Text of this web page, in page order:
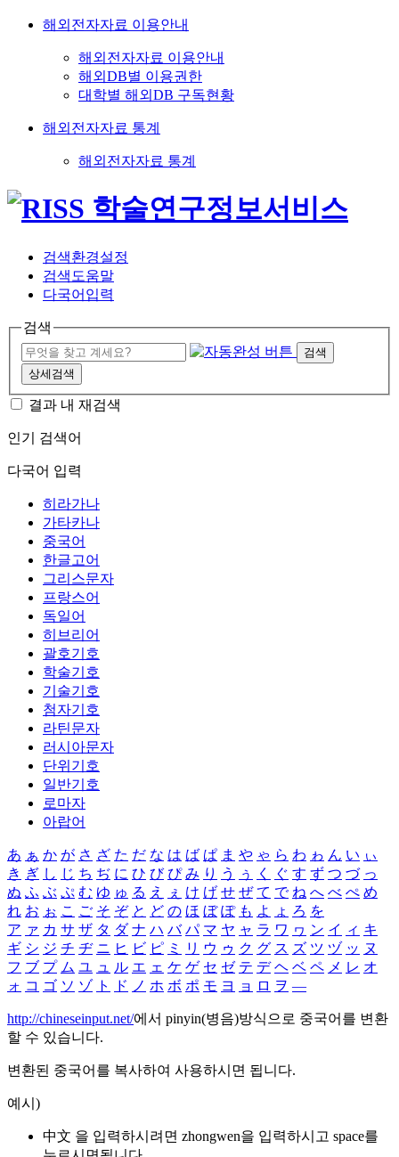
해외전자자료 이용안내
해외전자자료 이용안내
해외DB별 이용권한
대학별 해외DB 구독현황
해외전자자료 통계
해외전자자료 통계
검색환경설정
검색도움말
다국어입력
검색
검색
상세검색
결과 내 재검색
인기 검색어
다국어 입력
히라가나
가타카나
중국어
한글고어
그리스문자
프랑스어
독일어
히브리어
괄호기호
학술기호
기술기호
첨자기호
라틴문자
러시아문자
단위기호
일반기호
로마자
아랍어
あ ぁ か が さ ざ た だ な は ば ぱ ま や ゃ ら わ ゎ ん い ぃ
き ぎ し じ ち ぢ に ひ び ぴ み り う ぅ く ぐ す ず つ づ っ
ぬ ふ ぶ ぷ む ゆ ゅ る え ぇ け げ せ ぜ て で ね へ べ ぺ め
れ お ぉ こ ご そ ぞ と ど の ほ ぼ ぽ も よ ょ ろ を
ア ァ カ サ ザ タ ダ ナ ハ バ パ マ ヤ ャ ラ ワ ヮ ン イ ィ キ
ギ シ ジ チ ヂ ニ ヒ ビ ピ ミ リ ウ ゥ ク グ ス ズ ツ ヅ ッ ヌ
フ ブ プ ム ユ ュ ル エ ェ ケ ゲ セ ゼ テ デ ヘ ベ ペ メ レ オ
ォ コ ゴ ソ ゾ ト ド ノ ホ ボ ポ モ ヨ ョ ロ ヲ ―
http://chineseinput.net/에서 pinyin(병음)방식으로 중국어를 변환
할 수 있습니다.
변환된 중국어를 복사하여 사용하시면 됩니다.
예시)
中文 을 입력하시려면 zhongwen을 입력하시고 space를